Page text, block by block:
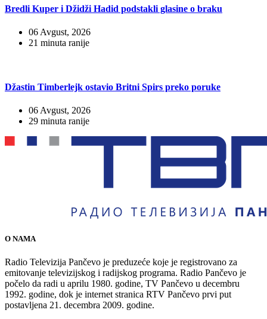
Bredli Kuper i Džidži Hadid podstakli glasine o braku
06 Avgust, 2026
21 minuta ranije
Džastin Timberlejk ostavio Britni Spirs preko poruke
06 Avgust, 2026
29 minuta ranije
O NAMA
Radio Televizija Pančevo je preduzeće koje je registrovano za
emitovanje televizijskog i radijskog programa. Radio Pančevo je
počelo da radi u aprilu 1980. godine, TV Pančevo u decembru
1992. godine, dok je internet stranica RTV Pančevo prvi put
postavljena 21. decembra 2009. godine.